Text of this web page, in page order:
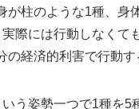
が柱のような1種、
際には行動しなくて
経済的利害で行動
う姿勢一つで1種を